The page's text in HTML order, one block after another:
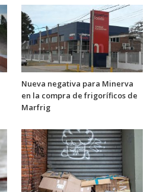
Nueva negativa para Minerva
en la compra de frigoríficos de
Marfrig